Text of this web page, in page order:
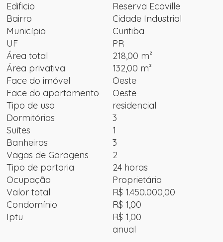
Edificio
Reserva Ecoville
Bairro
Cidade Industrial
Município
Curitiba
UF
PR
Área total
218,00 m²
Área privativa
132,00 m²
Face do imóvel
Oeste
Face do apartamento
Oeste
Tipo de uso
residencial
Dormitórios
3
Suítes
1
Banheiros
3
Vagas de Garagens
2
Tipo de portaria
24 horas
Ocupação
Proprietário
Valor total
R$ 1.450.000,00
Condomínio
R$ 1,00
Iptu
R$ 1,00
anual